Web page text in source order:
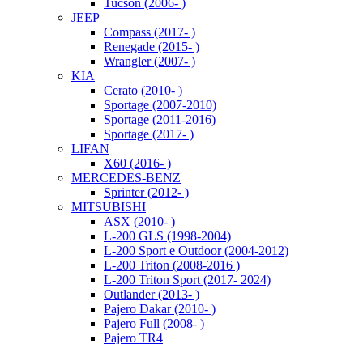
Tucson (2006- )
JEEP
Compass (2017- )
Renegade (2015- )
Wrangler (2007- )
KIA
Cerato (2010- )
Sportage (2007-2010)
Sportage (2011-2016)
Sportage (2017- )
LIFAN
X60 (2016- )
MERCEDES-BENZ
Sprinter (2012- )
MITSUBISHI
ASX (2010- )
L-200 GLS (1998-2004)
L-200 Sport e Outdoor (2004-2012)
L-200 Triton (2008-2016 )
L-200 Triton Sport (2017- 2024)
Outlander (2013- )
Pajero Dakar (2010- )
Pajero Full (2008- )
Pajero TR4